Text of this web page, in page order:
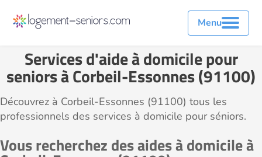
Menu
Services d'aide à domicile pour
seniors à Corbeil-Essonnes (91100)
Découvrez à Corbeil-Essonnes (91100) tous les
professionnels des services à domicile pour séniors.
Vous recherchez des aides à domicile à